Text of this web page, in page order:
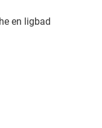
en ligbad